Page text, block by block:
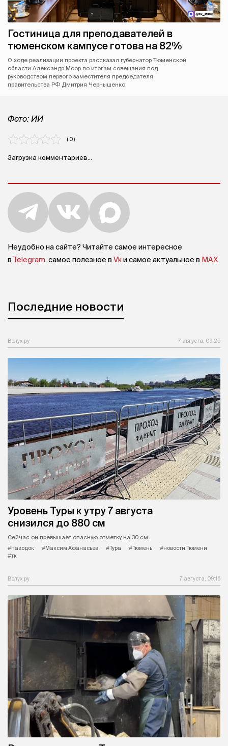
Гостиница для преподавателей в
тюменском кампусе готова на 82%
О ходе реализации проекта рассказал губернатор Тюменской
области Александр Моор по итогам совещания под
руководством первого заместителя председателя
правительства РФ Дмитрия Чернышенко.
Фото: ИИ
( 0 )
Загрузка комментариев...
Неудобно на сайте? Читайте самое интересное
в Telegram, самое полезное в Vkи самое актуальное в MAX
Последние новости
Вслух.ру 7 августа, 09:25
Уровень Туры к утру 7 августа
снизился до 880 см
Сейчас он превышает опасную отметку на 30 см.
#паводок
#Максим Афанасьев #Тура #Тюмень
#новости Тюмени
#тк
Вслух.ру 7 августа, 09:16